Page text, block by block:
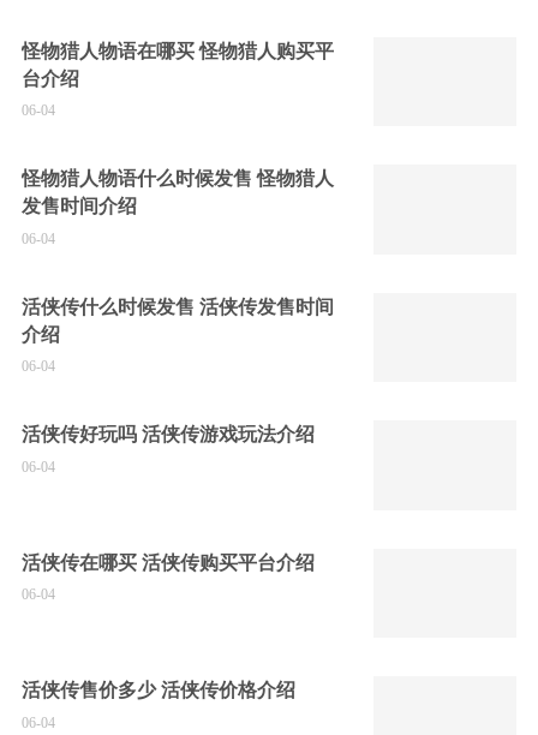
怪物猎人物语在哪买 怪物猎人购买平
台介绍
06-04
怪物猎人物语什么时候发售 怪物猎人
发售时间介绍
06-04
活侠传什么时候发售 活侠传发售时间
介绍
06-04
活侠传好玩吗 活侠传游戏玩法介绍
06-04
活侠传在哪买 活侠传购买平台介绍
06-04
活侠传售价多少 活侠传价格介绍
06-04